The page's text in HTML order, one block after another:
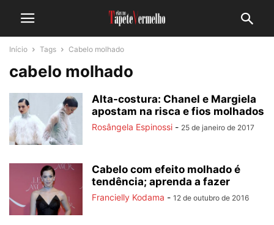
Início Tags Cabelo molhado
cabelo molhado
Alta-costura: Chanel e Margiela
apostam na risca e fios molhados
Rosângela Espinossi - 25 de janeiro de 2017
Cabelo com efeito molhado é
tendência; aprenda a fazer
Francielly Kodama - 12 de outubro de 2016